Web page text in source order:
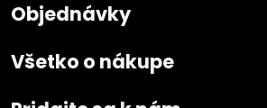
Objednávky
Všetko o nákupe